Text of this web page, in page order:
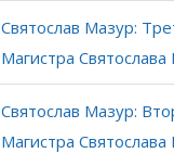
Святослав Мазур:
Магистра
Святослав Мазур:
Магистра